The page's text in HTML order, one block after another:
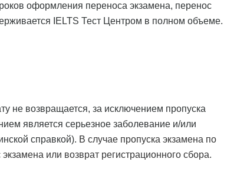
оформления переноса экзамена, перенос
IELTS Тест Центром в полном объеме.
не возвращается, за исключением пропуска
является серьезное заболевание и/или
справкой). В случае пропуска экзамена по
или возврат регистрационного сбора.